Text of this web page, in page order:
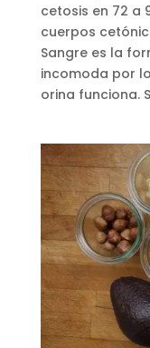
cetosis en 72 a
cuerpos
Sangre es la
incomoda por
orina funciona.